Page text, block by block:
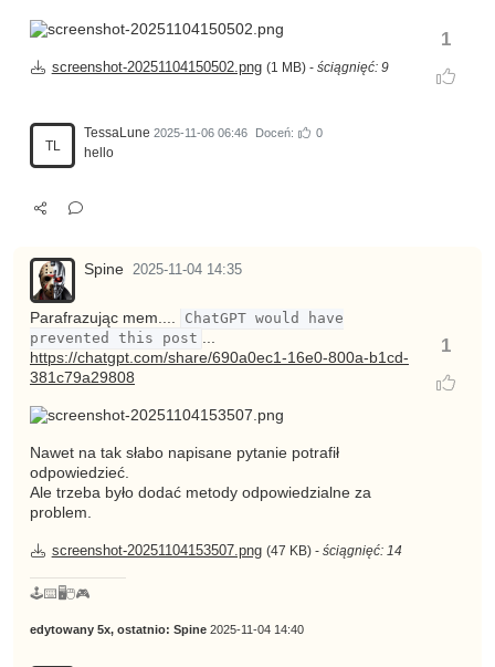
1
screenshot-20251104150502.png (1 MB) - ściągnięć: 9
TL
TessaLune 2025-11-06 06:46 Doceń: 0
hello
Spine 2025-11-04 14:35
1
Parafrazując mem....
ChatGPT would have
prevented this post ...
https://chatgpt.com/share/690a0ec1-16e0-800a-b1cd-
381c79a29808
Nawet na tak słabo napisane pytanie potrafił
odpowiedzieć.
Ale trzeba było dodać metody odpowiedzialne za
problem.
screenshot-20251104153507.png (47 KB) - ściągnięć: 14
🕹️⌨️🖥️🖱️🎮
edytowany 5x, ostatnio: Spine 2025-11-04 14:40